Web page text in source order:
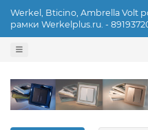
Werkel, Bticino, Ambrella Volt
рамки Werkelplus.ru. -